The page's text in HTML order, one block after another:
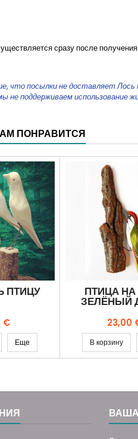
сразу после
что посылки не доставляет Лось
не поддерживаем
ПОНРАВИТСЯ
ПТИЦУ
€
Еще
ПТИЦА НА
ЗЕЛЁНЫЙ
Цена
23,00
В корзину